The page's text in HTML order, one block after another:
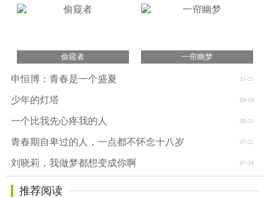
偷窥者 一帘幽梦
11-21
申恒博：青春是一个盛夏
09-19
少年的灯塔
08-15
一个比我先心疼我的人
07-25
青春期自卑过的人，一点都不怀念十八岁
07-24
刘晓莉，我做梦都想变成你啊
推荐阅读